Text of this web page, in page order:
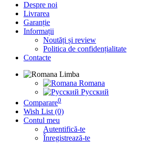
Despre noi
Livrarea
Garanție
Informații
Noutăți și review
Politica de confidențialitate
Contacte
Limba
Romana
Русский
Comparare0
Wish List (0)
Contul meu
Autentifică-te
Înregistrează-te